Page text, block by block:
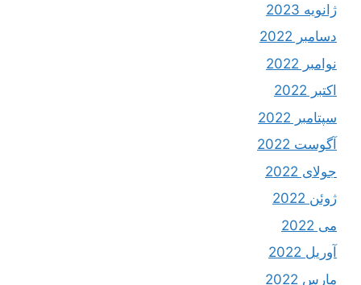
ژانویه 2023
دسامبر 2022
نوامبر 2022
اکتبر 2022
سپتامبر 2022
آگوست 2022
جولای 2022
ژوئن 2022
می 2022
آوریل 2022
مارس 2022